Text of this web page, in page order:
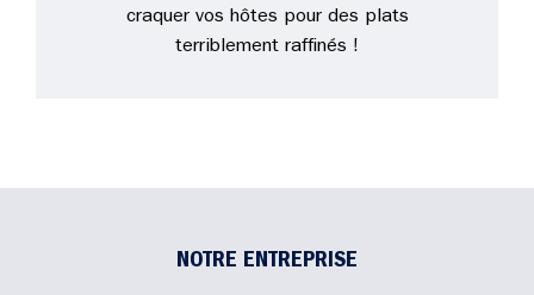
craquer vos hôtes pour des plats
terriblement raffinés !
NOTRE ENTREPRISE